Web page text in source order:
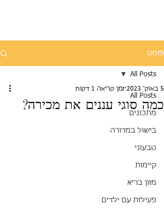
פוסט
All Posts
מתכונים
בישול במדורה
טבעוני
קיימות
מזון בריא
פעילות עם ילדים
All Posts
כמה סוגי עננים את מכירה?
5 באוק׳ 2023 זמן קריאה 1 דקות